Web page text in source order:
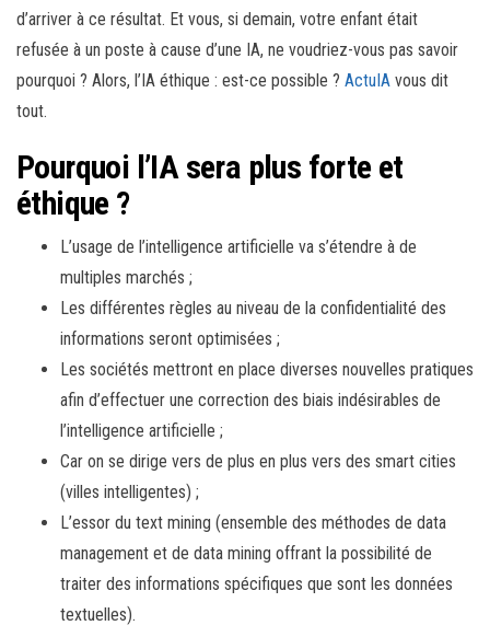
d’arriver à ce résultat. Et vous, si demain, votre enfant était
refusée à un poste à cause d’une IA, ne voudriez-vous pas savoir
pourquoi ? Alors, l’IA éthique : est-ce possible ? ActuIA vous dit
tout.
Pourquoi l’IA sera plus forte et
éthique ?
L’usage de l’intelligence artificielle va s’étendre à de
multiples marchés ;
Les différentes règles au niveau de la confidentialité des
informations seront optimisées ;
Les sociétés mettront en place diverses nouvelles pratiques
afin d’effectuer une correction des biais indésirables de
l’intelligence artificielle ;
Car on se dirige vers de plus en plus vers des smart cities
(villes intelligentes) ;
L’essor du text mining (ensemble des méthodes de data
management et de data mining offrant la possibilité de
traiter des informations spécifiques que sont les données
textuelles).